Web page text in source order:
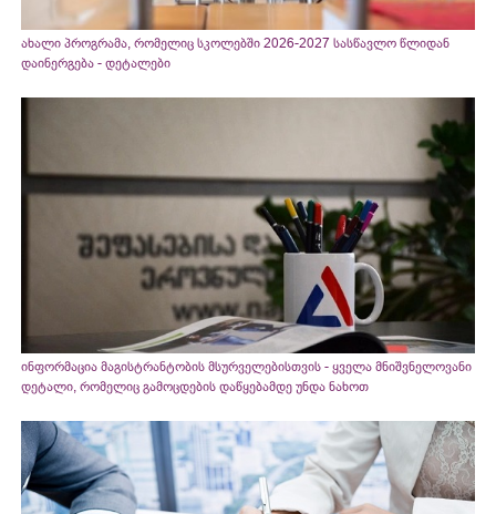
ახალი პროგრამა, რომელიც სკოლებში 2026-2027 სასწავლო წლიდან
დაინერგება - დეტალები
ინფორმაცია მაგისტრანტობის მსურველებისთვის - ყველა მნიშვნელოვანი
დეტალი, რომელიც გამოცდების დაწყებამდე უნდა ნახოთ